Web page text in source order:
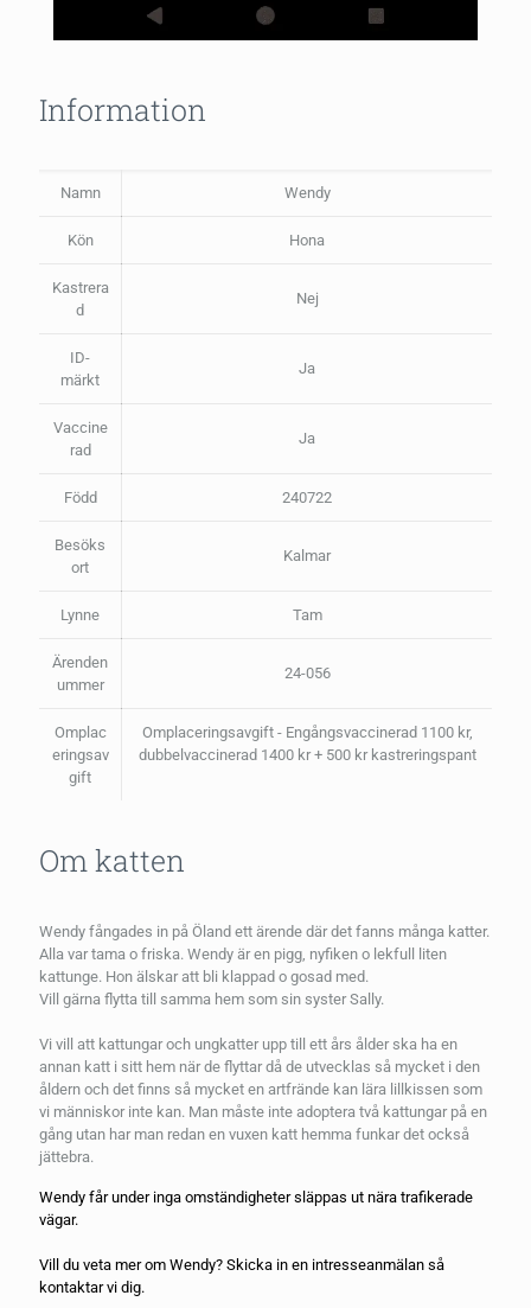
Information
Namn Wendy
Kön Hona
Kastrera
d
Nej
ID-
märkt
Ja
Vaccine
rad
Ja
Född 240722
Besöks
ort
Kalmar
Lynne Tam
Ärenden
ummer
24-056
Omplac
eringsav
gift
Omplaceringsavgift - Engångsvaccinerad 1100 kr,
dubbelvaccinerad 1400 kr + 500 kr kastreringspant
Om katten
Wendy fångades in på Öland ett ärende där det fanns många katter.
Alla var tama o friska. Wendy är en pigg, nyfiken o lekfull liten
kattunge. Hon älskar att bli klappad o gosad med.
Vill gärna flytta till samma hem som sin syster Sally.
Vi vill att kattungar och ungkatter upp till ett års ålder ska ha en
annan katt i sitt hem när de flyttar då de utvecklas så mycket i den
åldern och det finns så mycket en artfrände kan lära lillkissen som
vi människor inte kan. Man måste inte adoptera två kattungar på en
gång utan har man redan en vuxen katt hemma funkar det också
jättebra.
Wendy får under inga omständigheter släppas ut nära trafikerade
vägar.
Vill du veta mer om Wendy? Skicka in en intresseanmälan så
kontaktar vi dig.